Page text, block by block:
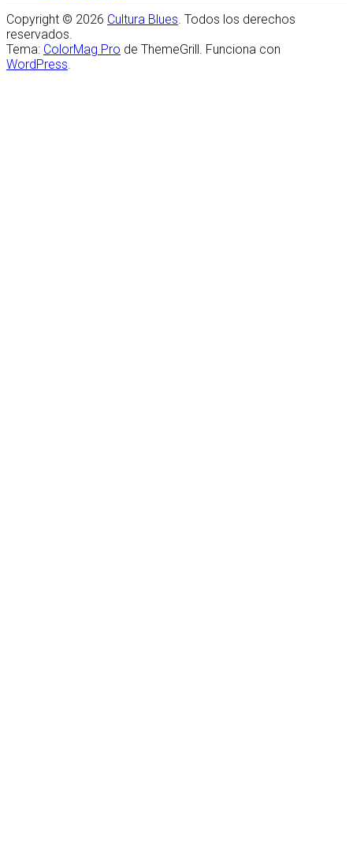
Copyright © 2026 Cultura Blues . Todos los derechos
reservados.
Tema: ColorMag Pro de ThemeGrill. Funciona con
WordPress